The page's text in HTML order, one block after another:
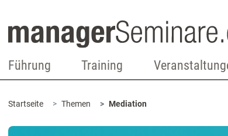
Führung Training
Startseite Themen Mediation